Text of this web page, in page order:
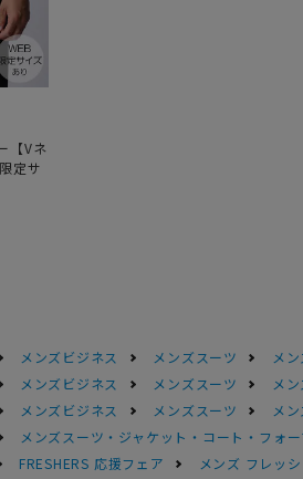
【Vネ
定サ
メンズビジネス メンズスーツ
メ
メンズビジネス メンズスーツ
メ
メンズビジネス メンズスーツ
メ
メンズスーツ・ジャケット・コート・フォ
FRESHERS 応援フェア メンズ フレッ